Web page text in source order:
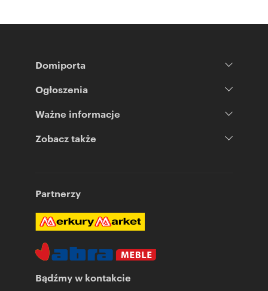
Domiporta
Ogłoszenia
Ważne informacje
Zobacz także
Partnerzy
Bądźmy w kontakcie